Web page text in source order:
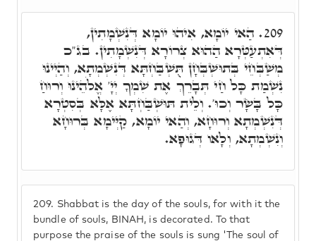
209. Shabbat is the day of the souls, for with it the
bundle of souls, BINAH, is decorated. To that
purpose the praise of the souls is sung 'The soul of
209. הַאי יוֹמָא, אִיהוּ יוֹמָא דְּנִשְׁמָתִין,
דְּאִתְעַטְּרָא הַהוּא צְרוֹרָא דְּנִשְׁמָתִין. בג"כ
מְשַׁבְּחֵי בְּתוּשְׁבְּחָן תֻּשְׁבַּחְתָּא דְּנִשְׁמְתָא, וְהַיְינוּ
נִשְׁמַת כָּל חַי תְּבָרֵךְ אֶת שִׁמְךָ יְיָ' אֱלֹהֵינוּ וְרוּחַ
כָּל בָּשָׂר וְכוּ'. וְלֵית תּוּשְׁבַּחְתָּא אֶלָּא בְּסִטְרָא
דְּנִשְׁמְתָא וְרוּחָא, וְהַאי יוֹמָא, קַיְּימָא בְּרוּחָא
וְנִשְׁמְתָא, וְלָאו דְּגוּפָא.